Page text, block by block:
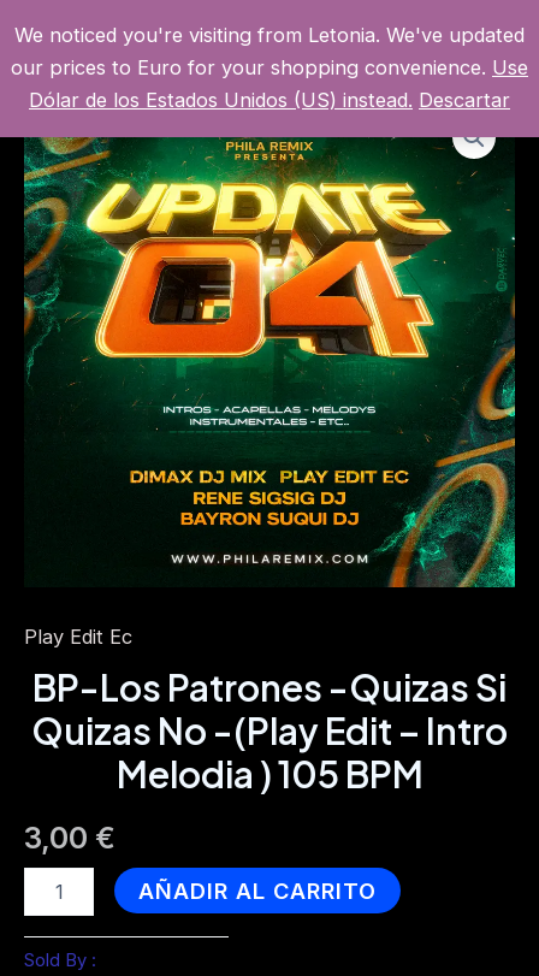
contenido
MI CUENTA
Play Edit Ec
BP-Los Patrones -Quizas Si
Quizas No -(Play Edit – Intro
Melodia ) 105 BPM
3,00 €
-
AÑADIR AL CARRITO
Sold By :
We noticed you're visiting from Letonia. We've updated
our prices to Euro for your shopping convenience. Use
Dólar de los Estados Unidos (US) instead. Descartar